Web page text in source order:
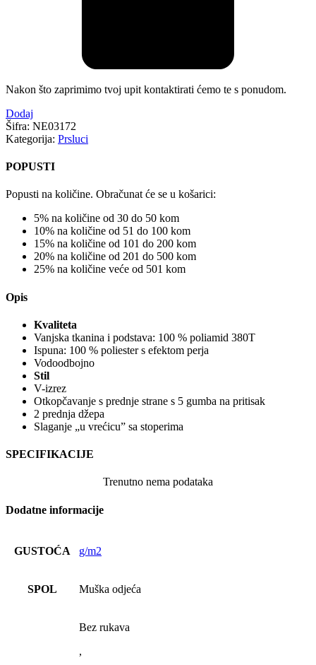
Nakon što zaprimimo tvoj upit kontaktirati ćemo te s ponudom.
Dodaj
Šifra: NE03172
Kategorija: Prsluci
POPUSTI
Popusti na količine. Obračunat će se u košarici:
5% na količine od 30 do 50 kom
10% na količine od 51 do 100 kom
15% na količine od 101 do 200 kom
20% na količine od 201 do 500 kom
25% na količine veće od 501 kom
Opis
Kvaliteta
Vanjska tkanina i podstava: 100 % poliamid 380T
Ispuna: 100 % poliester s efektom perja
Vodoodbojno
Stil
V-izrez
Otkopčavanje s prednje strane s 5 gumba na pritisak
2 prednja džepa
Slaganje „u vrećicu” sa stoperima
SPECIFIKACIJE
Trenutno nema podataka
Dodatne informacije
GUSTOĆA g/m2
SPOL Muška odjeća
Bez rukava
,